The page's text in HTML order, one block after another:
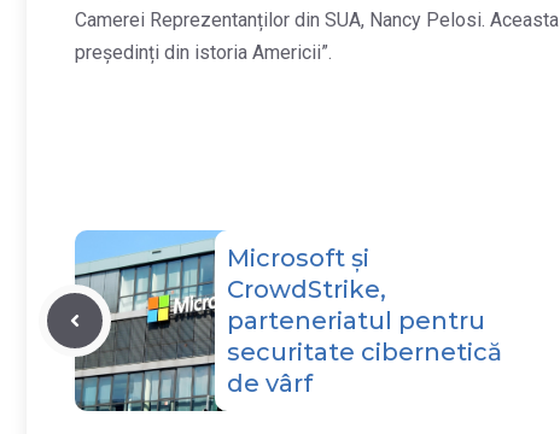
Camerei Reprezentanților din SUA, Nancy Pelosi.
președinți din istoria Americii”.
Microsoft și
CrowdStrike,
parteneriatul pentru
securitate cibernetică
de vârf